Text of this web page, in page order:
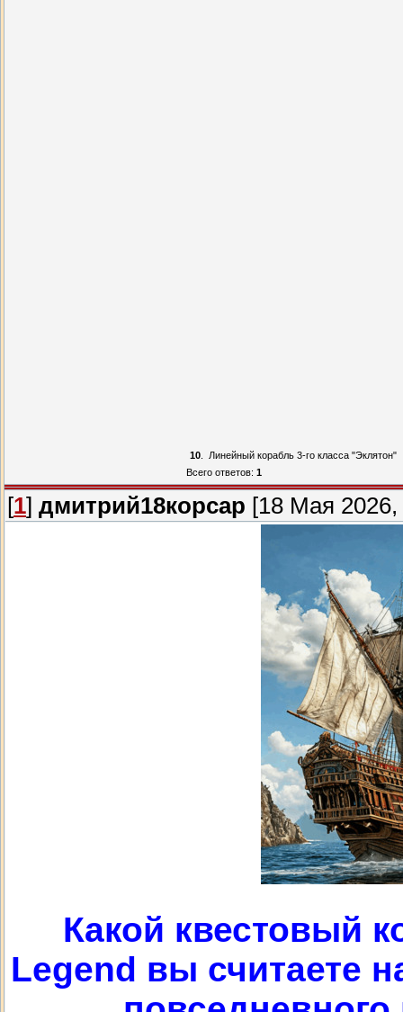
10
Линейный корабль 3-го класса "Эклятон"
Всего ответов: 1
[1] дмитрий18корсар [18 Мая 2026,
Какой квестовый
Legend вы считаете